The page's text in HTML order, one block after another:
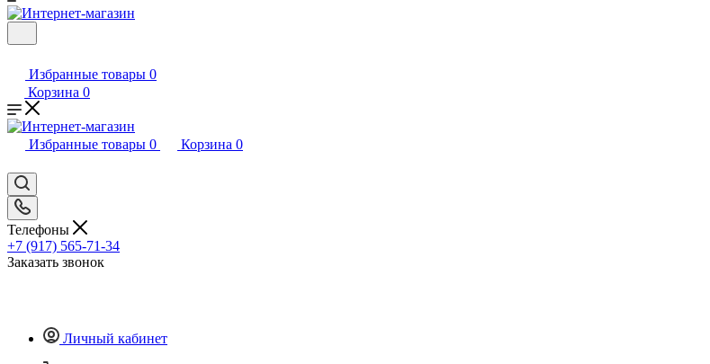
Избранные товары 0
Корзина 0
Избранные товары 0 Корзина 0
Телефоны
+7 (917) 565-71-34
Заказать звонок
Личный кабинет